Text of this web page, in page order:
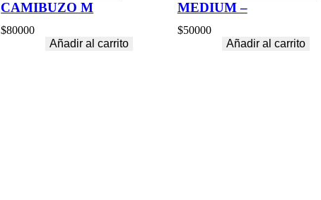
CAMIBUZO M
$80000
Añadir al carrito
MEDIUM –
$50000
Añadir al carrito